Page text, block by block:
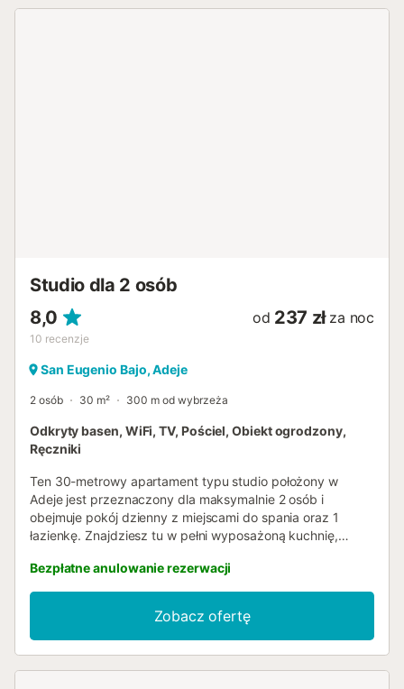
Studio dla 2 osób
8,0
10 recenzje
od 237 zł za noc
San Eugenio Bajo, Adeje
2 osób 30 m² 300 m od wybrzeża
Odkryty basen, WiFi, TV, Pościel, Obiekt ogrodzony,
Ręczniki
Ten 30-metrowy apartament typu studio położony w
Adeje jest przeznaczony dla maksymalnie 2 osób i
obejmuje pokój dzienny z miejscami do spania oraz 1
łazienkę. Znajdziesz tu w pełni wyposażoną kuchnię,
wentylator, pralkę oraz dedykowane miejsce do pracy.
Udogodnienia dla rodzin obejmują łóżeczko dla dziecka i
krzesełko do karmienia. Apartament zapewnia
bezprogowy dostęp do wnętrza i samoobsługowe
zameldowanie dla Twojej wygody. Wyjdź na prywatny
Bezpłatne anulowanie rezerwacji
Zobacz ofertę